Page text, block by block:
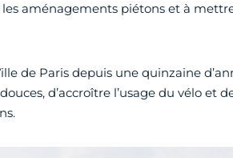
aménagements piétons et à
de Paris depuis une quinzaine
d’accroître l’usage du vélo et